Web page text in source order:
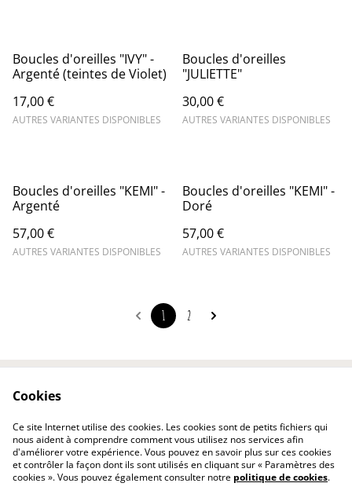
Boucles d'oreilles "IVY" -
Argenté (teintes de Violet)
17,00 €
AUTRES VARIANTES DISPONIBLES
Boucles d'oreilles
"JULIETTE"
30,00 €
AUTRES VARIANTES DISPONIBLES
Boucles d'oreilles "KEMI" -
Argenté
57,00 €
AUTRES VARIANTES DISPONIBLES
Boucles d'oreilles "KEMI" -
Doré
57,00 €
AUTRES VARIANTES DISPONIBLES
1 2
Politique de
confidentialité
Politique de cookies
Cookies
Ce site Internet utilise des cookies. Les cookies sont de petits fichiers qui
nous aident à comprendre comment vous utilisez nos services afin
d'améliorer votre expérience. Vous pouvez en savoir plus sur ces cookies
et contrôler la façon dont ils sont utilisés en cliquant sur « Paramètres des
cookies ». Vous pouvez également consulter notre politique de cookies.